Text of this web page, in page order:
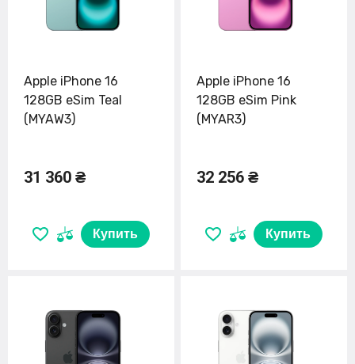
Apple iPhone 16
128GB eSim Teal
(MYAW3)
31 360 ₴
Купить
Apple iPhone 16
128GB eSim Pink
(MYAR3)
32 256 ₴
Купить